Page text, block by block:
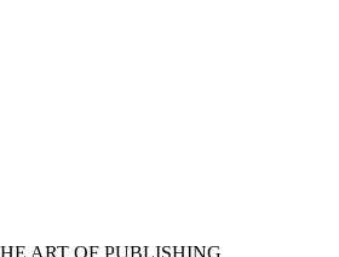
ART OF PUBLISHING